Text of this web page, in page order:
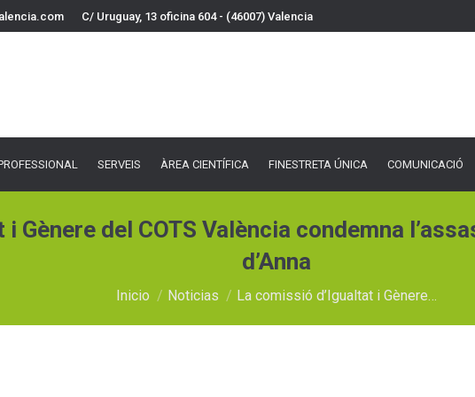
C/ Uruguay, 13 oficina 604 - (46007) Valencia
SERVEIS ÀREA CIENTÍFICA FINESTRETA ÚNICA COMUNICACIÓ
Gènere del COTS València condemna
d’Anna
Estás aquí:
Inicio Noticias La comissió d’Igualtat i Gènere…
ÀREA CIENTÍFICA FINESTRETA ÚNICA